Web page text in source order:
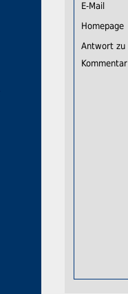
E-Mail
Homepage
Antwort zu
Kommentar